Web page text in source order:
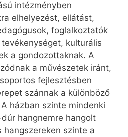
intézményben
elhelyezést, ellátást,
foglalkoztatók
kulturális
a gondozottaknak. A
a művészetek iránt,
fejlesztésben
szánnak a különböző
házban szinte mindenki
hangnemre hangolt
hangszereken szinte a